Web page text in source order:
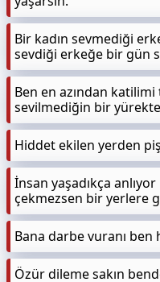
Bir kadın sevmediği
sevdiği erkeğe bir gün
Ben en azından
sevilmediğin bir
Hiddet ekilen yerden
İnsan yaşadıkça
çekmezsen bir yerlere
Bana darbe vuranı ben
Özür dileme sakın